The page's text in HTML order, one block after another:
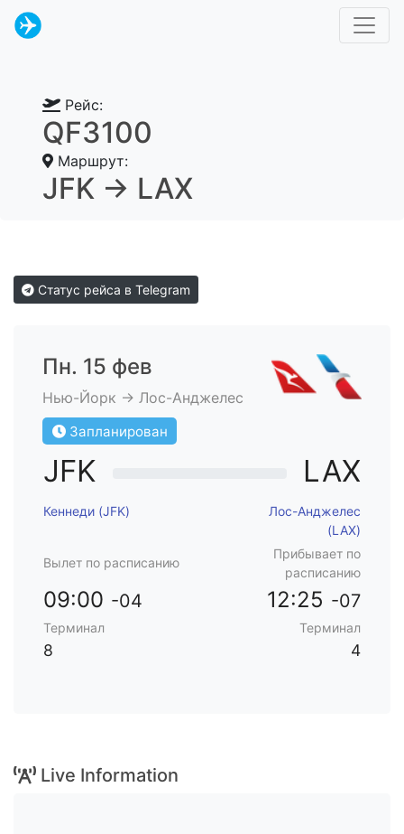
Рейс:
QF3100
Маршрут:
JFK → LAX
Статус рейса в Telegram
Пн. 15 фев
Нью-Йорк → Лос-Анджелес
Запланирован
JFK LAX
Кеннеди (JFK)
Лос-Анджелес
(LAX)
Вылет по расписанию
Прибывает по
расписанию
09:00 -04 12:25 -07
Терминал Терминал
8 4
Live Information